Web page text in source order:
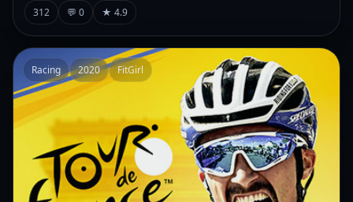
312 💬 0 ★ 4.9
Racing 2020 FitGirl